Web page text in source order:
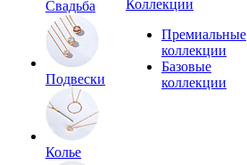
Свадьба
Подвески
Колье
Коллекции
Премиальные
коллекции
Базовые
коллекции